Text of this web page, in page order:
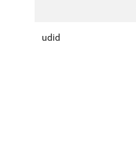
udid